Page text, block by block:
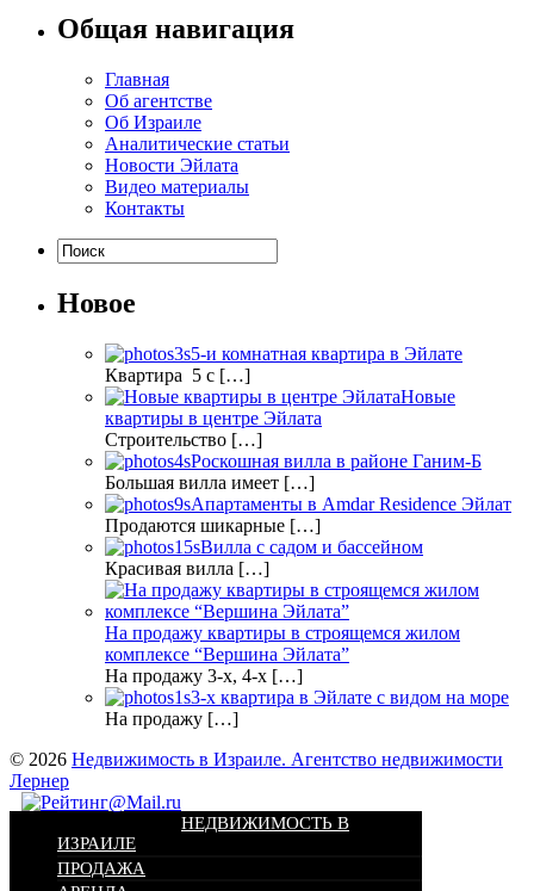
Общая навигация
Главная
Об агентстве
Об Израиле
Аналитические статьи
Новости Эйлата
Видео материалы
Контакты
Новое
5-и комнатная квартира в Эйлате
Квартира 5 с […]
Новые
квартиры в центре Эйлата
Строительство […]
Роскошная вилла в районе Ганим-Б
Большая вилла имеет […]
Апартаменты в Amdar Residence Эйлат
Продаются шикарные […]
Вилла с садом и бассейном
Красивая вилла […]
На продажу квартиры в строящемся жилом
комплексе “Вершина Эйлата”
На продажу 3-х, 4-х […]
3-х квартира в Эйлате с видом на море
На продажу […]
© 2026 Недвижимость в Израиле. Агентство недвижимости
Лернер
НЕДВИЖИМОСТЬ В
ИЗРАИЛЕ
ПРОДАЖА